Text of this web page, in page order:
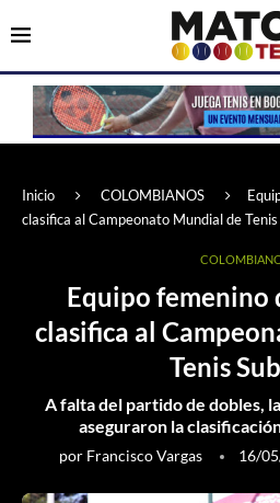
Inicio COLOMBIANOS
clasifica al Campeonato Mundial de
Equipo femenino
clasifica al
Tenis
A falta del partido de dobles,
aseguraron la
por Francisco Vargas 16/